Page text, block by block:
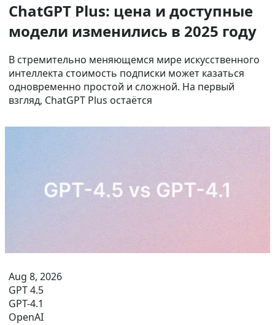
ChatGPT Plus: цена и доступные
модели изменились в 2025 году
В стремительно меняющемся мире искусственного
интеллекта стоимость подписки может казаться
одновременно простой и сложной. На первый
взгляд, ChatGPT Plus остаётся
Aug 8, 2026
GPT 4.5
GPT-4.1
OpenAI